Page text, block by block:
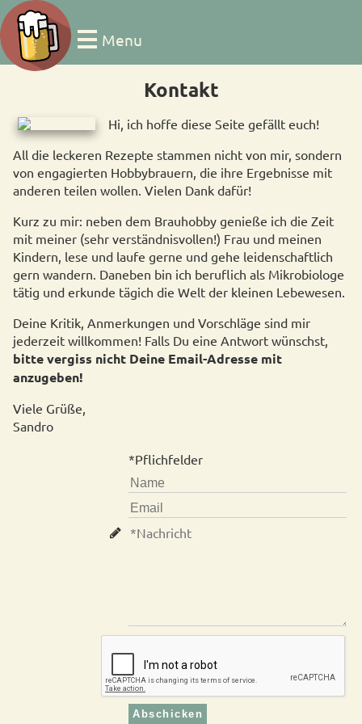
Menu
Kontakt
Hi, ich hoffe diese Seite gefällt euch!
All die leckeren Rezepte stammen nicht von mir, sondern
von engagierten Hobbybrauern, die ihre Ergebnisse mit
anderen teilen wollen. Vielen Dank dafür!
Kurz zu mir: neben dem Brauhobby genieße ich die Zeit
mit meiner (sehr verständnisvollen!) Frau und meinen
Kindern, lese und laufe gerne und gehe leidenschaftlich
gern wandern. Daneben bin ich beruflich als Mikrobiologe
tätig und erkunde tägich die Welt der kleinen Lebewesen.
Deine Kritik, Anmerkungen und Vorschläge sind mir
jederzeit willkommen! Falls Du eine Antwort wünschst,
bitte vergiss nicht Deine Email-Adresse mit
anzugeben!
Viele Grüße,
Sandro
*Pflichfelder